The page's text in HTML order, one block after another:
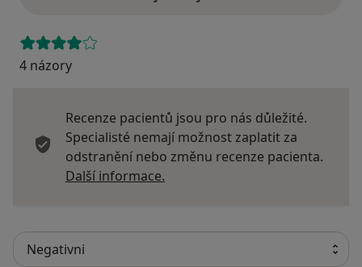
4 názory
Recenze pacientů jsou pro nás důležité.
Specialisté nemají možnost zaplatit za
odstranění nebo změnu recenze pacienta.
Další informace.